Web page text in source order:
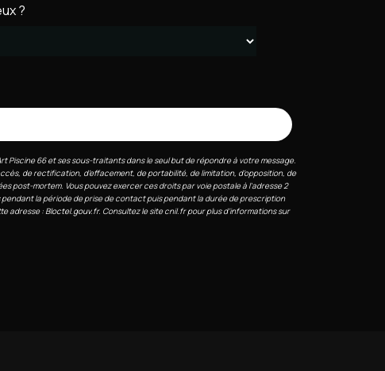
?
66 et ses sous-traitants dans le seul but de répondre à votre message.
de rectification, d’effacement, de portabilité, de limitation, d’opposition, de
post-mortem. Vous pouvez exercer ces droits par voie postale à l'adresse 2
la période de prise de contact puis pendant la durée de prescription
adresse : Bloctel.gouv.fr. Consultez le site cnil.fr pour plus d’informations sur